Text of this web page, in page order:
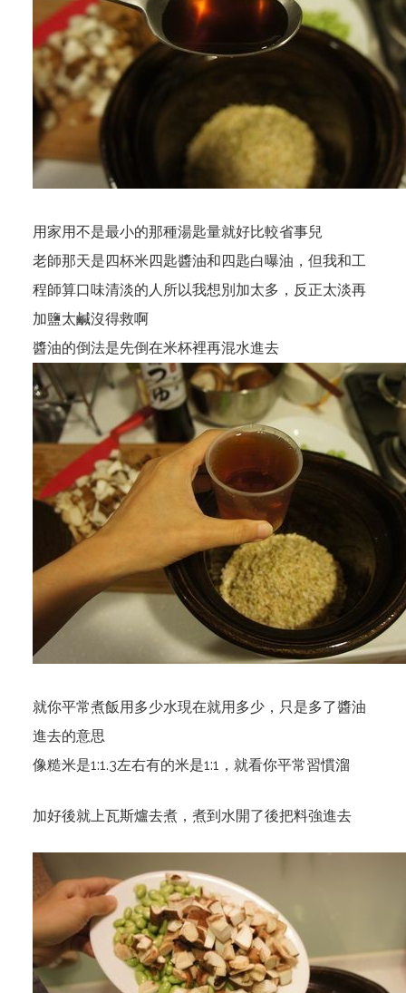
用家用不是最小的那種湯匙量就好比較省事兒
老師那天是四杯米四匙醬油和四匙白曝油，但我和工
程師算口味清淡的人所以我想別加太多，反正太淡再
加鹽太鹹沒得救啊
醬油的倒法是先倒在米杯裡再混水進去
就你平常煮飯用多少水現在就用多少，只是多了醬油
進去的意思
像糙米是1:1.3左右有的米是1:1，就看你平常習慣溜
加好後就上瓦斯爐去煮，煮到水開了後把料強進去